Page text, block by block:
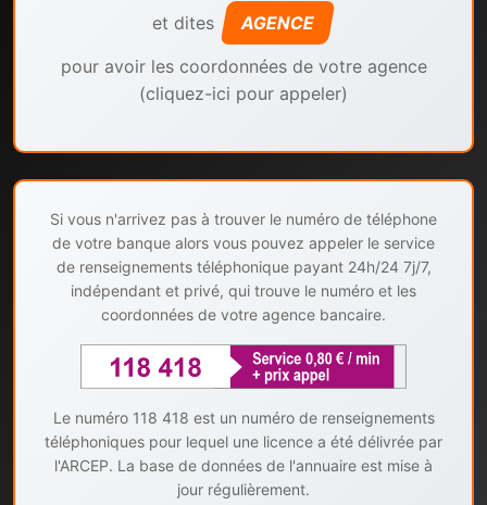
et dites AGENCE
pour avoir les coordonnées de votre agence
(cliquez-ici pour appeler)
Si vous n'arrivez pas à trouver le numéro de téléphone
de votre banque alors vous pouvez appeler le service
de renseignements téléphonique payant 24h/24 7j/7,
indépendant et privé, qui trouve le numéro et les
coordonnées de votre agence bancaire.
Le numéro 118 418 est un numéro de renseignements
téléphoniques pour lequel une licence a été délivrée par
l'ARCEP. La base de données de l'annuaire est mise à
jour régulièrement.